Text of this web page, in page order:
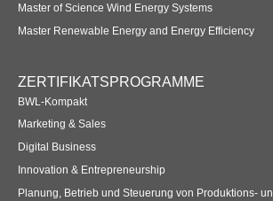
Master of Science Wind Energy Systems
Master Renewable Energy and Energy Efficiency
ZERTIFIKATSPROGRAMME
BWL-Kompakt
Marketing & Sales
Digital Business
Innovation & Entrepreneurship
Planung, Betrieb und Steuerung von Produktions-